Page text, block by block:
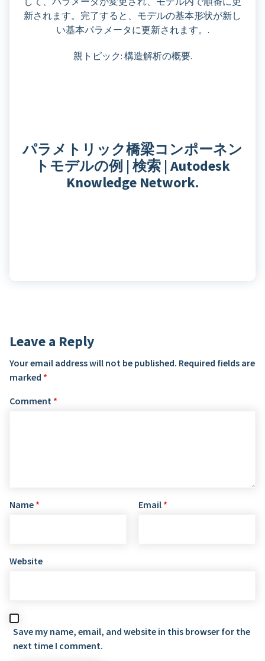
新されます。完了すると、モデルの基本形状が新し
い基本パラメータに更新されます。.
親トピック: 構造解析の概要.
パラメトリック橋梁コンポーネン
トモデルの例 | 検索 | Autodesk
Knowledge Network.
Leave a Reply
Your email address will not be published. Required fields are
marked *
Comment *
Name * Email *
Website
Save my name, email, and website in this browser for the
next time I comment.